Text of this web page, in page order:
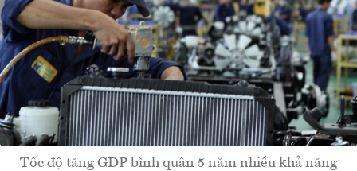
Tốc độ tăng GDP bình quân 5 năm nhiều khả năng